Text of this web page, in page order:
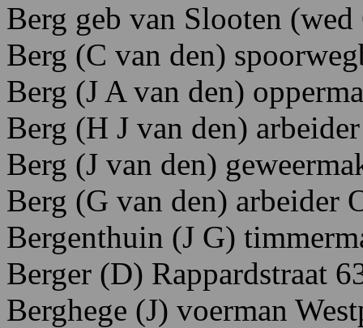
Berg geb van Slooten
Berg (C van den)
Berg (J A van den)
Berg (H J van den)
Berg (J van den)
Berg (G van den) arbeider
Bergenthuin (J G)
Berger (D) Rappardstraat
Berghege (J) voerman